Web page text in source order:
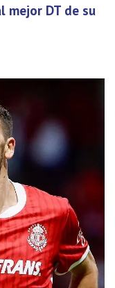
mejor DT de su